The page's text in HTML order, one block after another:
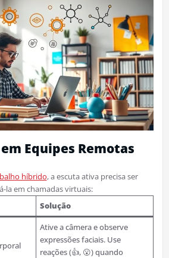
Equipes Remotas
híbrido, a escuta ativa precisa ser
la em chamadas virtuais:
Solução
Ative a câmera e observe
expressões faciais. Use
reações (👍, 😮) quando